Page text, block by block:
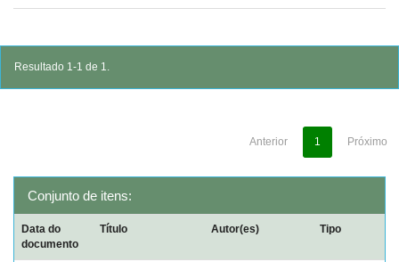
Resultado 1-1 de 1.
Anterior 1 Próximo
Conjunto de itens:
Data do
documento
Título Autor(es) Tipo